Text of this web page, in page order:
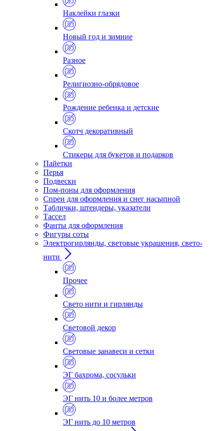
Наклейки глазки
Новый год и зимние
Разное
Религиозно-обрядовое
Рождение ребенка и детские
Скотч декоративный
Стикеры для букетов и подарков
Пайетки
Перья
Подвески
Пом-поны для оформления
Спреи для оформления и снег насыпной
Таблички, штендеры, указатели
Тассел
Фанты для оформления
Фигуры соты
Электрогирлянды, световые украшения, свето-
нити
Прочее
Свето нити и гирлянды
Световой декор
Световые занавеси и сетки
ЭГ бахрома, сосульки
ЭГ нить 10 и более метров
ЭГ нить до 10 метров